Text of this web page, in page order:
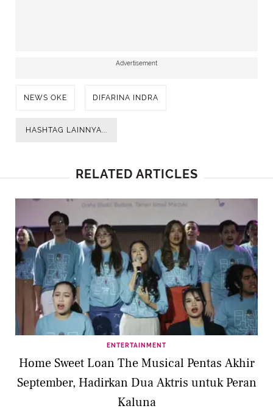
Advertisement
NEWS OKE DIFARINA INDRA
HASHTAG LAINNYA...
RELATED ARTICLES
ENTERTAINMENT
Home Sweet Loan The Musical Pentas Akhir
September, Hadirkan Dua Aktris untuk Peran
Kaluna